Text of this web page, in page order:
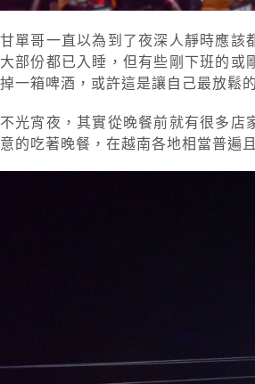
甘單哥一直以為到了夜深人靜時應該
大部份都已入睡，但有些剛下班的或
掉一箱啤酒，或許這是讓自己最放鬆
不光宵夜，其實從晚餐前就有很多店
意的吃著晚餐，在越南各地相當普遍